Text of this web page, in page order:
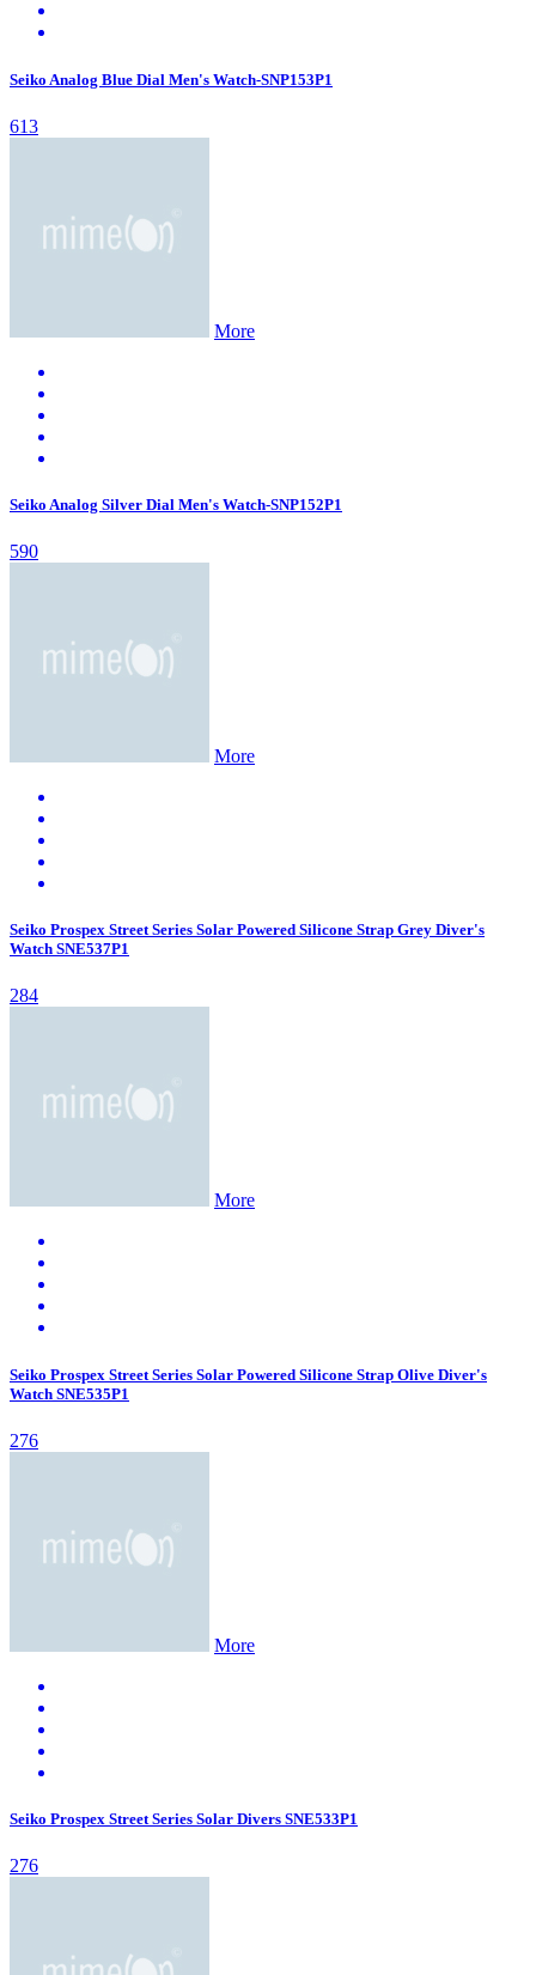
Seiko Analog Blue Dial Men's Watch-SNP153P1
613
More
Seiko Analog Silver Dial Men's Watch-SNP152P1
590
More
Seiko Prospex Street Series Solar Powered Silicone Strap Grey Diver's
Watch SNE537P1
284
More
Seiko Prospex Street Series Solar Powered Silicone Strap Olive Diver's
Watch SNE535P1
276
More
Seiko Prospex Street Series Solar Divers SNE533P1
276